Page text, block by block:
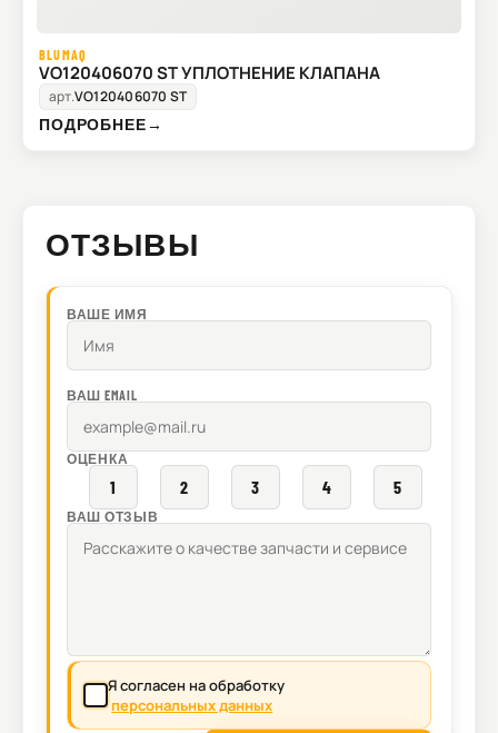
BLUMAQ
VO120406070 ST УПЛОТНЕНИЕ КЛАПАНА
арт.VO120406070 ST
ПОДРОБНЕЕ→
ОТЗЫВЫ
ВАШЕ ИМЯ
ВАШ EMAIL
ОЦЕНКА
1 2 3 4 5
ВАШ ОТЗЫВ
Я согласен на обработку
персональных данных